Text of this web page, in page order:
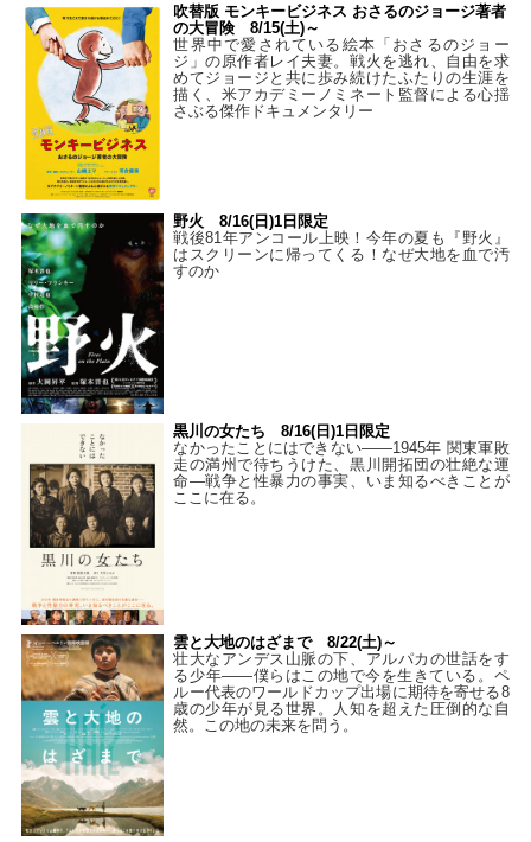
吹替版 モンキービジネス おさるのジョージ著者
の大冒険 8/15(土)～
世界中で愛されている絵本「おさるのジョー
ジ」の原作者レイ夫妻。戦火を逃れ、自由を求
めてジョージと共に歩み続けたふたりの生涯を
描く、米アカデミーノミネート監督による心揺
さぶる傑作ドキュメンタリー
野火 8/16(日)1日限定
戦後81年アンコール上映！今年の夏も『野火』
はスクリーンに帰ってくる！なぜ大地を血で汚
すのか
黒川の女たち 8/16(日)1日限定
なかったことにはできない——1945年 関東軍敗
走の満州で待ちうけた、黒川開拓団の壮絶な運
命―戦争と性暴力の事実、いま知るべきことが
ここに在る。
雲と大地のはざまで 8/22(土)～
壮大なアンデス山脈の下、アルパカの世話をす
る少年――僕らはこの地で今を生きている。ペ
ルー代表のワールドカップ出場に期待を寄せる8
歳の少年が見る世界。人知を超えた圧倒的な自
然。この地の未来を問う。